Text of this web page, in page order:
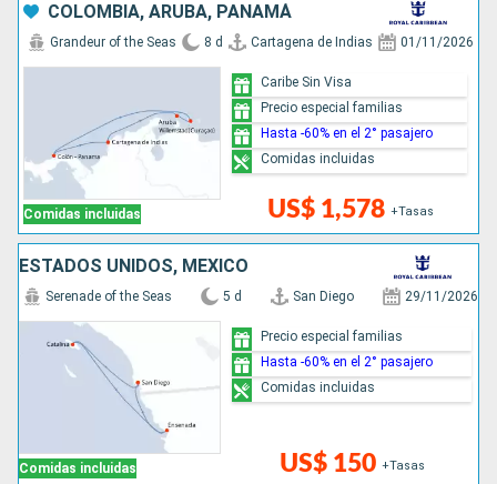
COLOMBIA, ARUBA, PANAMÁ
Comidas incluidas
Grandeur of the Seas 8 d Cartagena de Indias 01/11/2026
US$ 1,578 +Tasas
Caribe Sin Visa
Precio especial familias
Hasta -60% en el 2° pasajero
Comidas incluidas
ESTADOS UNIDOS, MÉXICO
Comidas incluidas
Serenade of the Seas 5 d San Diego 29/11/2026
US$ 150 +Tasas
Precio especial familias
Hasta -60% en el 2° pasajero
Comidas incluidas